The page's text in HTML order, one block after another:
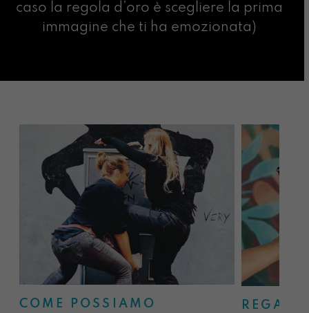
caso la regola d’oro è scegliere la prima
immagine che ti ha emozionata)
COME POSSIAMO